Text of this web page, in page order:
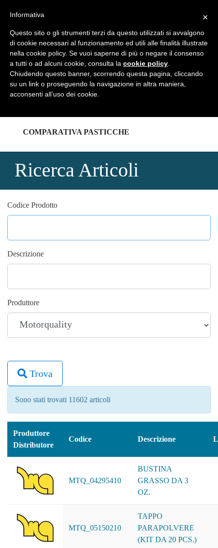
REGISTRATI
HOME
COMPARATIVA PASTICCHE
Ricerca Articoli
Codice Prodotto
Descrizione
Produttore
Trova
Sono stati trovati 11602 articoli
Produttore
Distributore
Codice Descrizione
MTQ_04295410
BUSTINA
GRASSO DA 3
OZ.
MTQ_05150210
TAPPO
PARAPOLVERE
(KIT DA 20 PCS.)
×
Informativa
Questo sito o gli strumenti terzi da questo utilizzati si avvalgono
di cookie necessari al funzionamento ed utili alle finalità illustrate
nella cookie policy. Se vuoi saperne di più o negare il consenso
a tutti o ad alcuni cookie, consulta la cookie policy
Chiudendo questo banner, scorrendo questa pagina, cliccando
su un link o proseguendo la navigazione in altra maniera,
acconsenti all’uso dei cookie.